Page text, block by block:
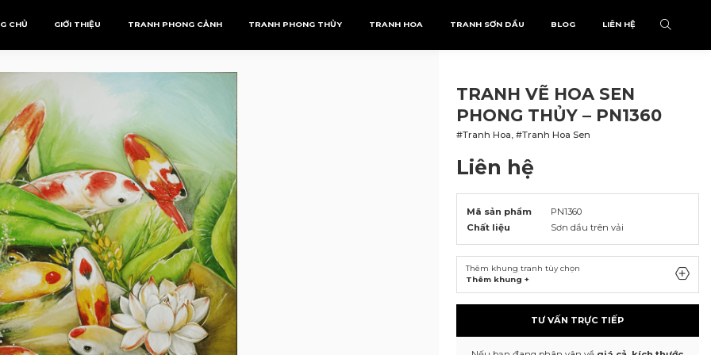
CHỦ GIỚI THIỆU TRANH PHONG CẢNH TRANH PHONG THỦY
Tranh Phượng Hoàng
Tranh Rồng
TRANH HOA TRANH SƠN DẦU BLOG LIÊN HỆ
TRANH VẼ HOA SEN
PHONG THỦY – PN1360
#Tranh Hoa, #Tranh Hoa Sen
Liên hệ
Mã sản phẩm
PN1360
Chất liệu
Sơn dầu trên vải
Thêm khung tranh tùy chọn
Thêm khung +
TƯ VẤN TRỰC TIẾP